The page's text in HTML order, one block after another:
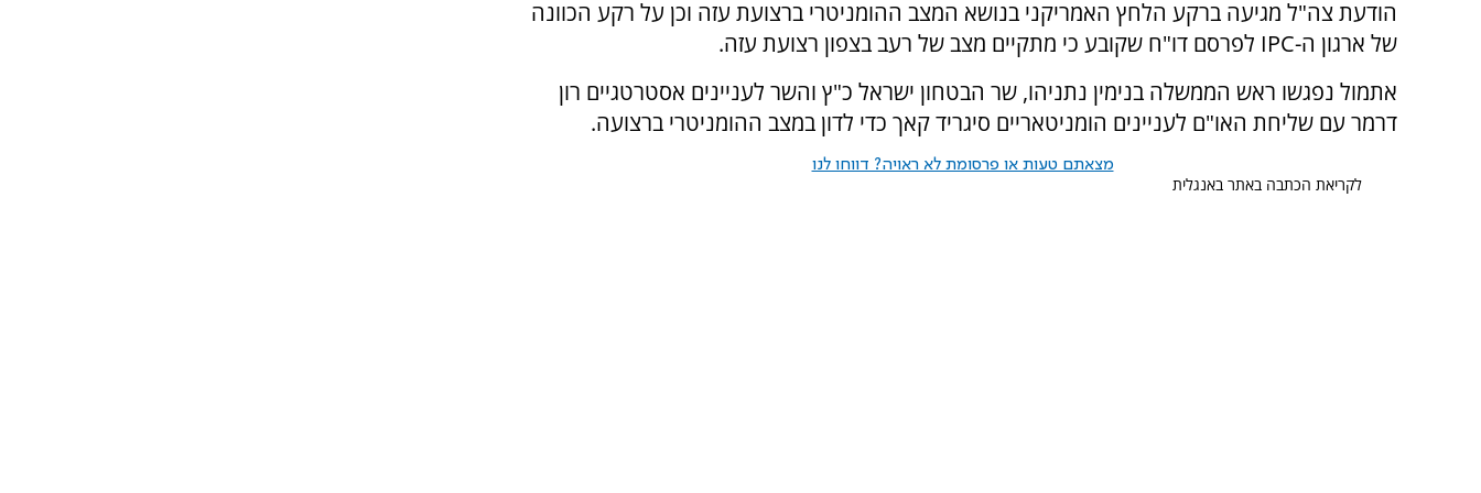
הודעת צה"ל מגיעה ברקע הלחץ האמריקני בנושא המצב ההומניטרי ברצועת עזה וכן על רקע הכוונה
של ארגון ה-IPC לפרסם דו"ח שקובע כי מתקיים מצב של רעב בצפון רצועת עזה.
אתמול נפגשו ראש הממשלה בנימין נתניהו, שר הבטחון ישראל כ"ץ והשר לעניינים אסטרטגיים רון
דרמר עם שליחת האו"ם לעניינים הומניטאריים סיגריד קאך כדי לדון במצב ההומניטרי ברצועה.
מצאתם טעות או פרסומת לא ראויה? דווחו לנו
לקריאת הכתבה באתר באנגלית